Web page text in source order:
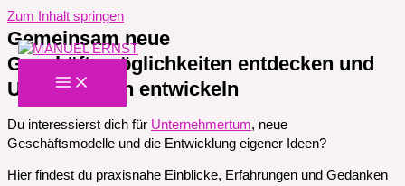
Zum Inhalt springen
Gemeinsam neue
Geschäftsmöglichkeiten entdecken und
Unternehmen entwickeln
Du interessierst dich für Unternehmertum, neue
Geschäftsmodelle und die Entwicklung eigener Ideen?
Hier findest du praxisnahe Einblicke, Erfahrungen und Gedanken